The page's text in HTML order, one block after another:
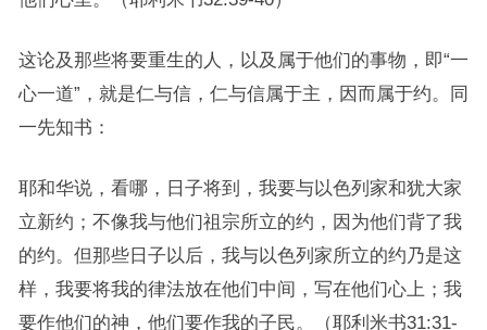
这论及那些将要重生的人，以及属于他们的事物，即“一
心一道”，就是仁与信，仁与信属于主，因而属于约。同
一先知书：
耶和华说，看哪，日子将到，我要与以色列家和犹大家
立新约；不像我与他们祖宗所立的约，因为他们背了我
的约。但那些日子以后，我与以色列家所立的约乃是这
样，我要将我的律法放在他们中间，写在他们心上；我
要作他们的神，他们要作我的子民。（耶利米书31:31-